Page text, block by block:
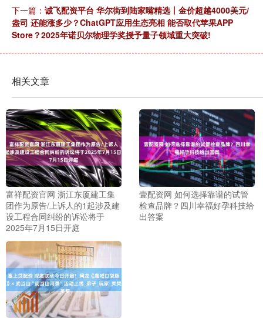
下一篇： 诚飞配资平台 华尔街到陆家嘴精选丨金价超越4000美元/
盎司 还能涨多少？ChatGPT应用生态亮相 能否取代苹果APP
Store？2025年诺贝尔物理学奖授予量子领域重大突破!
相关文章
富祥配资官网 浙江东厦建工集
团作为原告/上诉人的1起涉及建
设工程合同纠纷的诉讼将于
2025年7月15日开庭
壹配资网 如何选择靠谱的试管
检查品牌？四川幸福好孕科技给
出答案